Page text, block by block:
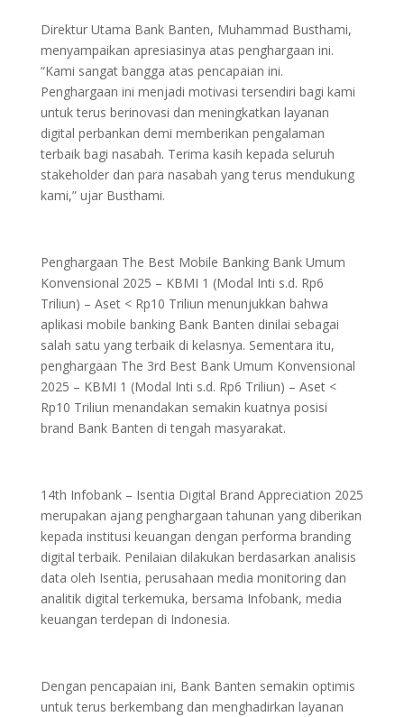
Direktur Utama Bank Banten, Muhammad Busthami,
menyampaikan apresiasinya atas penghargaan ini.
“Kami sangat bangga atas pencapaian ini.
Penghargaan ini menjadi motivasi tersendiri bagi kami
untuk terus berinovasi dan meningkatkan layanan
digital perbankan demi memberikan pengalaman
terbaik bagi nasabah. Terima kasih kepada seluruh
stakeholder dan para nasabah yang terus mendukung
kami,” ujar Busthami.
Penghargaan The Best Mobile Banking Bank Umum
Konvensional 2025 – KBMI 1 (Modal Inti s.d. Rp6
Triliun) – Aset < Rp10 Triliun menunjukkan bahwa
aplikasi mobile banking Bank Banten dinilai sebagai
salah satu yang terbaik di kelasnya. Sementara itu,
penghargaan The 3rd Best Bank Umum Konvensional
2025 – KBMI 1 (Modal Inti s.d. Rp6 Triliun) – Aset <
Rp10 Triliun menandakan semakin kuatnya posisi
brand Bank Banten di tengah masyarakat.
14th Infobank – Isentia Digital Brand Appreciation 2025
merupakan ajang penghargaan tahunan yang diberikan
kepada institusi keuangan dengan performa branding
digital terbaik. Penilaian dilakukan berdasarkan analisis
data oleh Isentia, perusahaan media monitoring dan
analitik digital terkemuka, bersama Infobank, media
keuangan terdepan di Indonesia.
Dengan pencapaian ini, Bank Banten semakin optimis
untuk terus berkembang dan menghadirkan layanan